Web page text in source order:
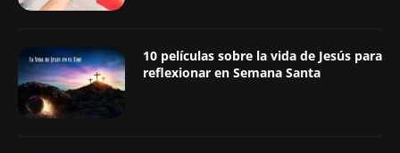
10 películas sobre la vida de Jesús para
reflexionar en Semana Santa